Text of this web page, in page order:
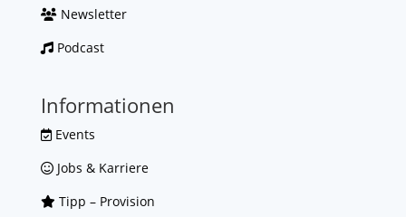
Newsletter
Podcast
Informationen
Events
Jobs & Karriere
Tipp – Provision